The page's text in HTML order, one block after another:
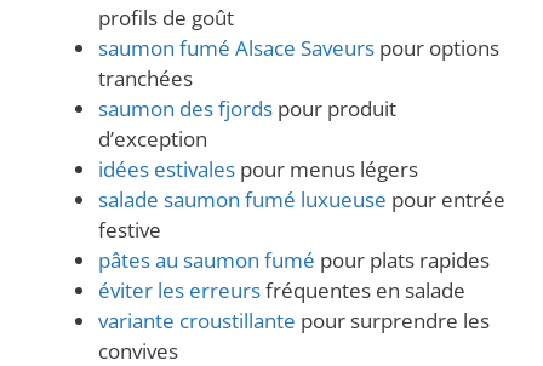
profils de goût
saumon fumé Alsace Saveurs pour options
tranchées
saumon des fjords pour produit
d’exception
idées estivales pour menus légers
salade saumon fumé luxueuse pour entrée
festive
pâtes au saumon fumé pour plats rapides
éviter les erreursfréquentes en salade
variante croustillante pour surprendre les
convives